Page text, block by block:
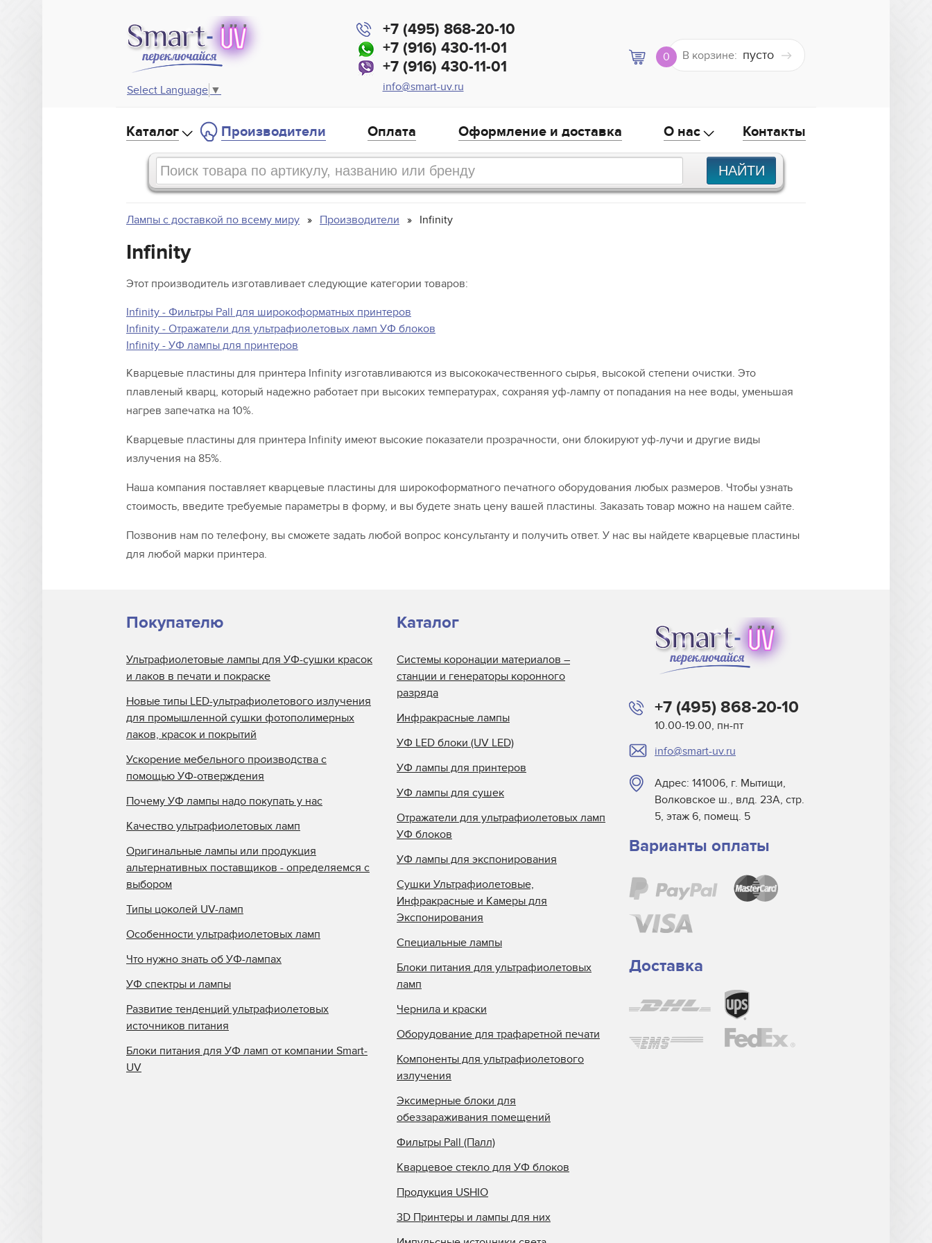
Select Language ▼
+7 (495) 868-20-10
+7 (916) 430-11-01
+7 (916) 430-11-01
info@smart-uv.ru
0 В корзине: пусто
Каталог Производители Оплата Оформление и доставка О нас Контакты
Лампы с доставкой по всему миру Производители Infinity
Infinity
Этот производитель изготавливает следующие категории товаров:
Infinity - Фильтры Pall для широкоформатных принтеров
Infinity - Отражатели для ультрафиолетовых ламп УФ блоков
Infinity - УФ лампы для принтеров
Кварцевые пластины для принтера Infinity изготавливаются из высококачественного сырья, высокой степени очистки. Это
плавленый кварц, который надежно работает при высоких температурах, сохраняя уф-лампу от попадания на нее воды, уменьшая
нагрев запечатка на 10%.
Кварцевые пластины для принтера Infinity имеют высокие показатели прозрачности, они блокируют уф-лучи и другие виды
излучения на 85%.
Наша компания поставляет кварцевые пластины для широкоформатного печатного оборудования любых размеров. Чтобы узнать
стоимость, введите требуемые параметры в форму, и вы будете знать цену вашей пластины. Заказать товар можно на нашем сайте.
Позвонив нам по телефону, вы сможете задать любой вопрос консультанту и получить ответ. У нас вы найдете кварцевые пластины
для любой марки принтера.
+7 (495) 868-20-10
10.00-19.00, пн-пт
info@smart-uv.ru
Адрес: 141006, г. Мытищи,
Волковское ш., влд. 23А, стр.
5, этаж 6, помещ. 5
Варианты оплаты
Доставка
Покупателю
Ультрафиолетовые лампы для УФ-сушки красок
и лаков в печати и покраске
Новые типы LED-ультрафиолетового излучения
для промышленной сушки фотополимерных
лаков, красок и покрытий
Ускорение мебельного производства с
помощью УФ-отверждения
Почему УФ лампы надо покупать у нас
Качество ультрафиолетовых ламп
Оригинальные лампы или продукция
альтернативных поставщиков - определяемся с
выбором
Типы цоколей UV-ламп
Особенности ультрафиолетовых ламп
Что нужно знать об УФ-лампах
УФ спектры и лампы
Развитие тенденций ультрафиолетовых
источников питания
Блоки питания для УФ ламп от компании Smart-
UV
Каталог
Системы коронации материалов –
станции и генераторы коронного
разряда
Инфракрасные лампы
УФ LED блоки (UV LED)
УФ лампы для принтеров
УФ лампы для сушек
Отражатели для ультрафиолетовых ламп
УФ блоков
УФ лампы для экспонирования
Сушки Ультрафиолетовые,
Инфракрасные и Камеры для
Экспонирования
Специальные лампы
Блоки питания для ультрафиолетовых
ламп
Чернила и краски
Оборудование для трафаретной печати
Компоненты для ультрафиолетового
излучения
Эксимерные блоки для
обеззараживания помещений
Фильтры Pall (Палл)
Кварцевое стекло для УФ блоков
Продукция USHIO
3D Принтеры и лампы для них